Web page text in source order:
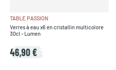
TABLE PASSION
Verres à eau x6 en cristallin multicolore
30cl - Lumen
46,90 €